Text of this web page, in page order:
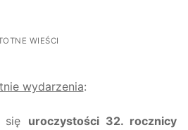
WIEŚCI
wydarzenia:
się uroczystości 32. rocznicy